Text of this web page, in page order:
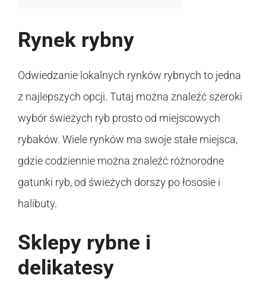
Rynek rybny
Odwiedzanie lokalnych rynków rybnych to jedna
z najlepszych opcji. Tutaj można znaleźć szeroki
wybór świeżych ryb prosto od miejscowych
rybaków. Wiele rynków ma swoje stałe miejsca,
gdzie codziennie można znaleźć różnorodne
gatunki ryb, od świeżych dorszy po łososie i
halibuty.
Sklepy rybne i
delikatesy